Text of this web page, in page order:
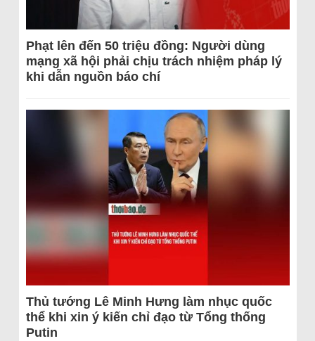
Phạt lên đến 50 triệu đồng: Người dùng
mạng xã hội phải chịu trách nhiệm pháp lý
khi dẫn nguồn báo chí
Thủ tướng Lê Minh Hưng làm nhục quốc
thể khi xin ý kiến chỉ đạo từ Tổng thống
Putin